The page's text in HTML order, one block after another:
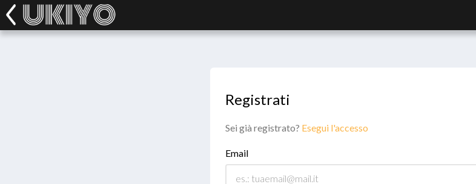
Registrati
Sei già registrato? Esegui l'accesso
Email